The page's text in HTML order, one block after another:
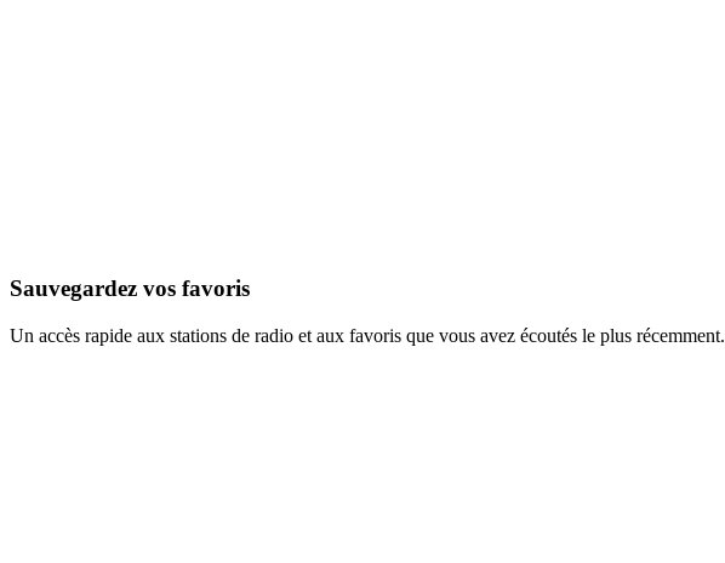
Sauvegardez vos favoris
Un accès rapide aux stations de radio et aux favoris que vous avez écoutés le plus récemment.